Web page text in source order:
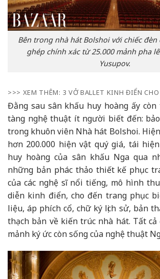
Bên trong nhà hát Bolshoi với chiếc
ghép chính xác từ 25.000 mảnh pha
Yusupov.
>>> XEM THÊM: 3 VỞ BALLET KINH ĐIỂN
Đằng sau sân khấu huy hoàng ấy
tàng nghệ thuật ít người biết đến:
trong khuôn viên Nhà hát Bolshoi.
hơn 200.000 hiện vật quý giá, tái
huy hoàng của sân khấu Nga qua
những bản phác thảo thiết kế phục
của các nghệ sĩ nổi tiếng, mô hình
diễn kinh điển, cho đến trang phục
liệu, áp phích cổ, chữ ký lịch sử, bản
thạch bản về kiến trúc nhà hát. Tất
mảnh ký ức còn sống của nghệ thuật